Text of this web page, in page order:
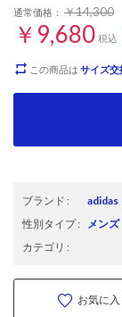
通常価格： ￥14,300
￥9,680 税込
この商品は サイズ交
ブランド : adidas
性別タイプ: メンズ
カテゴリ :
お気に